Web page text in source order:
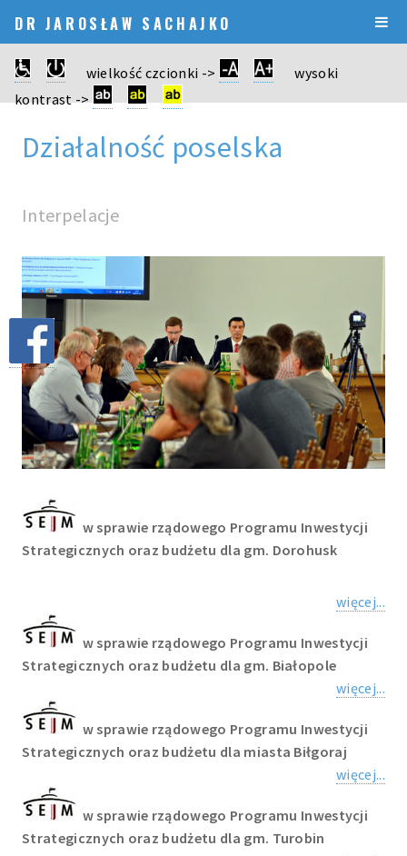
DR JAROSŁAW SACHAJKO
wielkość czcionki ->
wysoki
kontrast ->
Działalność poselska
Interpelacje
w sprawie rządowego Programu Inwestycji
Strategicznych oraz budżetu dla gm. Dorohusk
więcej...
w sprawie rządowego Programu Inwestycji
Strategicznych oraz budżetu dla gm. Białopole
więcej...
w sprawie rządowego Programu Inwestycji
Strategicznych oraz budżetu dla miasta Biłgoraj
więcej...
w sprawie rządowego Programu Inwestycji
Strategicznych oraz budżetu dla gm. Turobin